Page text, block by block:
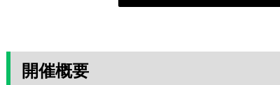
開催概要